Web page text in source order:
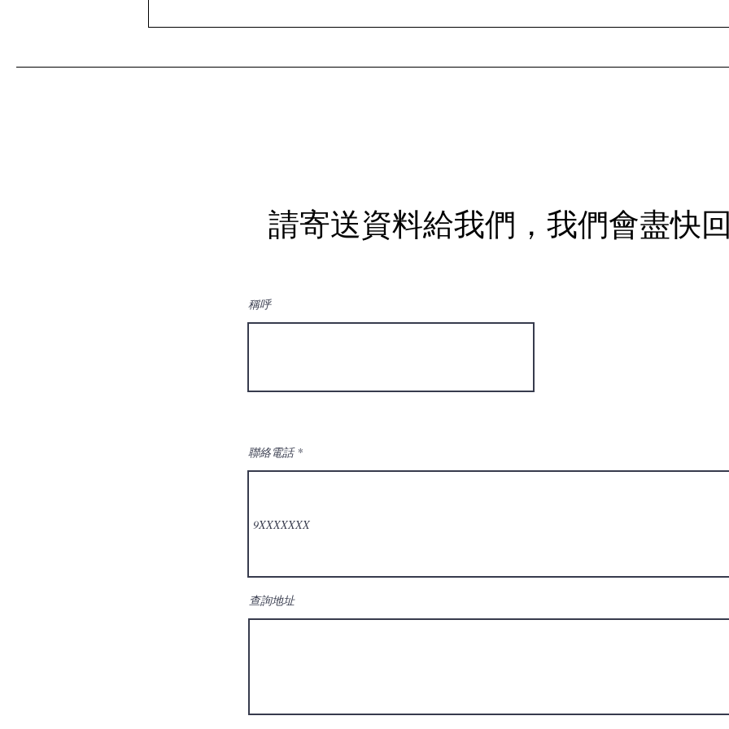
【⚡HGC極速網絡助您打機戰
【HGC次世代 Wi-Fi 7 vs Wi-
【
驗
請寄送資料給我們，我們會盡快回
稱呼
聯絡電話
查詢地址